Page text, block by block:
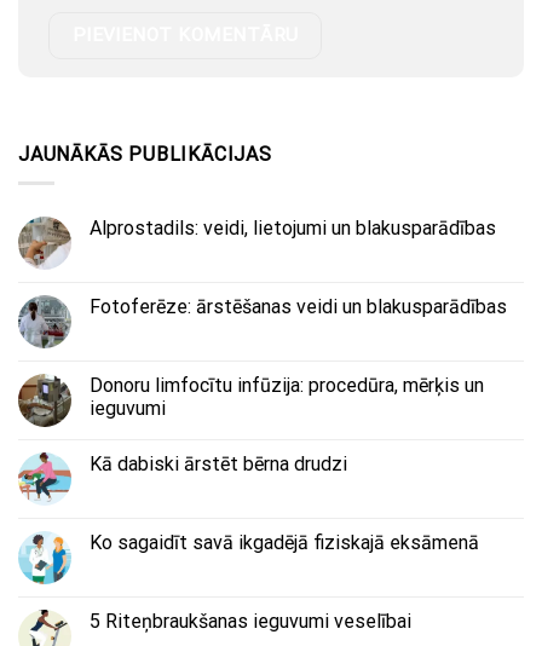
JAUNĀKĀS PUBLIKĀCIJAS
Alprostadils: veidi, lietojumi un blakusparādības
Fotoferēze: ārstēšanas veidi un blakusparādības
Donoru limfocītu infūzija: procedūra, mērķis un
ieguvumi
Kā dabiski ārstēt bērna drudzi
Ko sagaidīt savā ikgadējā fiziskajā eksāmenā
5 Riteņbraukšanas ieguvumi veselībai